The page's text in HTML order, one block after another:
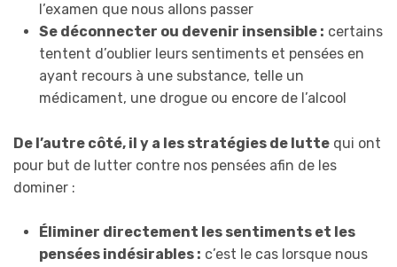
l’examen que nous allons passer
Se déconnecter ou devenir insensible : certains
tentent d’oublier leurs sentiments et pensées en
ayant recours à une substance, telle un
médicament, une drogue ou encore de l’alcool
De l’autre côté, il y a les stratégies de lutte qui ont
pour but de lutter contre nos pensées afin de les
dominer :
Éliminer directement les sentiments et les
pensées indésirables : c’est le cas lorsque nous